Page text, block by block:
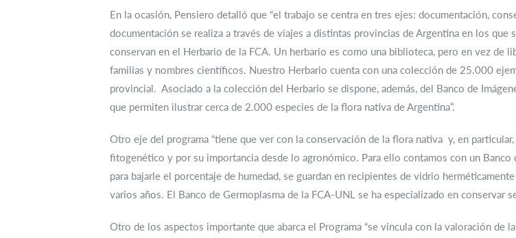
En la ocasión, Pensiero detalló que “el trabajo se centra en tres ejes: documentación,
documentación se realiza a través de viajes a distintas provincias de Argentina en los
conservan en el Herbario de la FCA. Un herbario es como una biblioteca, pero en vez de
familias y nombres científicos. Nuestro Herbario cuenta con una colección de 25.000
provincial. Asociado a la colección del Herbario se dispone, además, del Banco de
que permiten ilustrar cerca de 2.000 especies de la flora nativa de Argentina”.
Otro eje del programa “tiene que ver con la conservación de la flora nativa y, en
fitogenético y por su importancia desde lo agronómico. Para ello contamos con un
para bajarle el porcentaje de humedad, se guardan en recipientes de vidrio
varios años. El Banco de Germoplasma de la FCA-UNL se ha especializado en conservar
Otro de los aspectos importante que abarca el Programa “se vincula con la valoración de